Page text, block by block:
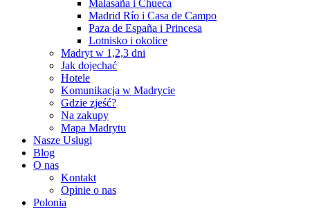
Malasaña i Chueca
Madrid Río i Casa de Campo
Paza de España i Princesa
Lotnisko i okolice
Madryt w 1,2,3 dni
Jak dojechać
Hotele
Komunikacja w Madrycie
Gdzie zjeść?
Na zakupy
Mapa Madrytu
Nasze Usługi
Blog
O nas
Kontakt
Opinie o nas
Polonia